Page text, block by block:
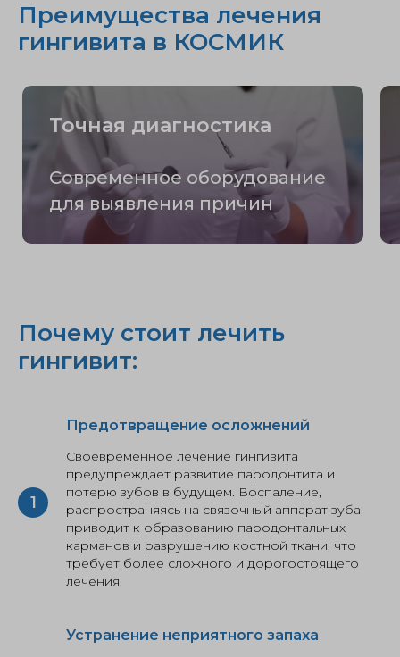
Преимущества лечения
гингивита в КОСМИК
Точная диагностика
Современное оборудование
для выявления причин
Почему стоит лечить
гингивит:
Предотвращение осложнений
Своевременное лечение гингивита
предупреждает развитие пародонтита и
потерю зубов в будущем. Воспаление,
распространяясь на связочный аппарат зуба,
приводит к образованию пародонтальных
карманов и разрушению костной ткани, что
требует более сложного и дорогостоящего
лечения.
Устранение неприятного запаха